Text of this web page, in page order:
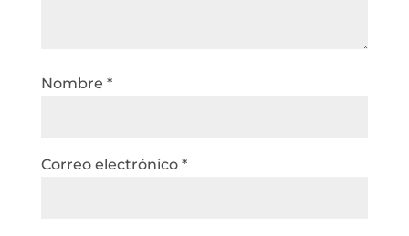
Nombre *
Correo electrónico *